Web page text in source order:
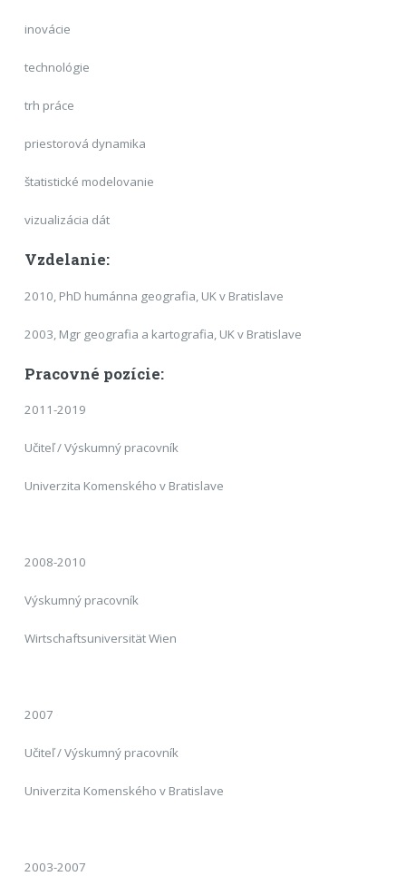
inovácie
technológie
trh práce
priestorová dynamika
štatistické modelovanie
vizualizácia dát
Vzdelanie:
2010, PhD humánna geografia, UK v Bratislave
2003, Mgr geografia a kartografia, UK v Bratislave
Pracovné pozície:
2011-2019
Učiteľ / Výskumný pracovník
Univerzita Komenského v Bratislave
2008-2010
Výskumný pracovník
Wirtschaftsuniversität Wien
2007
Učiteľ / Výskumný pracovník
Univerzita Komenského v Bratislave
2003-2007